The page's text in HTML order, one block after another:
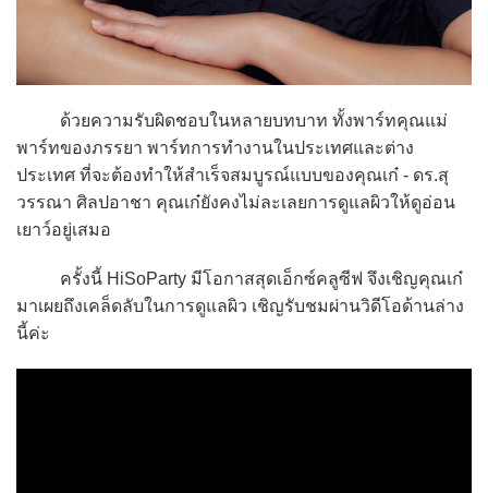
ด้วยความรับผิดชอบในหลายบทบาท ทั้งพาร์ทคุณแม่
พาร์ทของภรรยา พาร์ทการทำงานในประเทศและต่าง
ประเทศ ที่จะต้องทำให้สำเร็จสมบูรณ์แบบของคุณเก๋ - ดร.สุ
วรรณา ศิลปอาชา คุณเก๋ยังคงไม่ละเลยการดูแลผิวให้ดูอ่อน
เยาว์อยู่เสมอ
ครั้งนี้ HiSoParty มีโอกาสสุดเอ็กซ์คลูซีฟ จึงเชิญคุณเก๋
มาเผยถึงเคล็ดลับในการดูแลผิว เชิญรับชมผ่านวิดีโอด้านล่าง
นี้ค่ะ